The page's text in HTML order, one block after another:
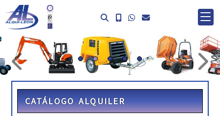
prev
CATÁLOGO ALQUILER